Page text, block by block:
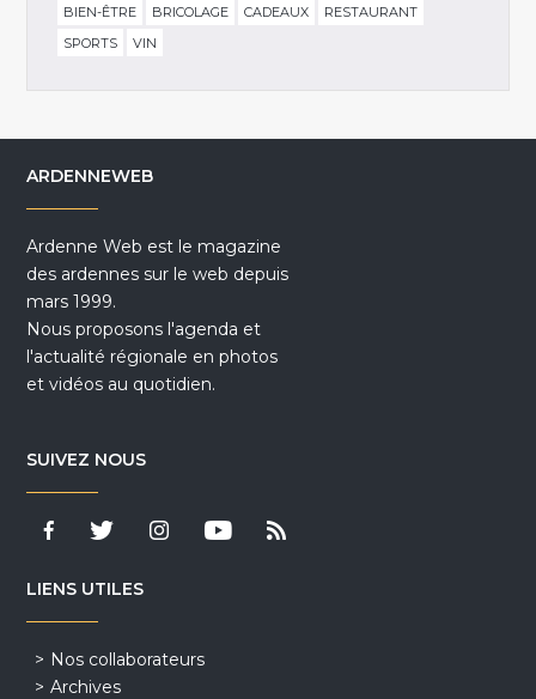
BIEN-ÊTRE
BRICOLAGE CADEAUX
RESTAURANT
SPORTS
VIN
ARDENNEWEB
Ardenne Web est le magazine
des ardennes sur le web depuis
mars 1999.
Nous proposons l'agenda et
l'actualité régionale en photos
et vidéos au quotidien.
SUIVEZ NOUS
LIENS UTILES
Nos collaborateurs
Archives